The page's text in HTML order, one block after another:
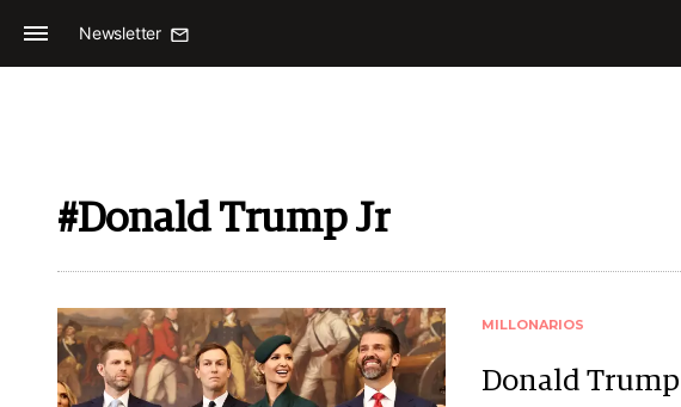
Newsletter
#Donald Trump Jr
MILLONARIOS
Donald